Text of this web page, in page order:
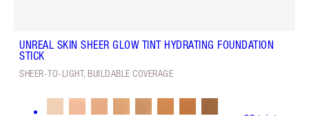
UNREAL SKIN SHEER GLOW TINT HYDRATING FOUNDATION
STICK
SHEER-TO-LIGHT, BUILDABLE COVERAGE